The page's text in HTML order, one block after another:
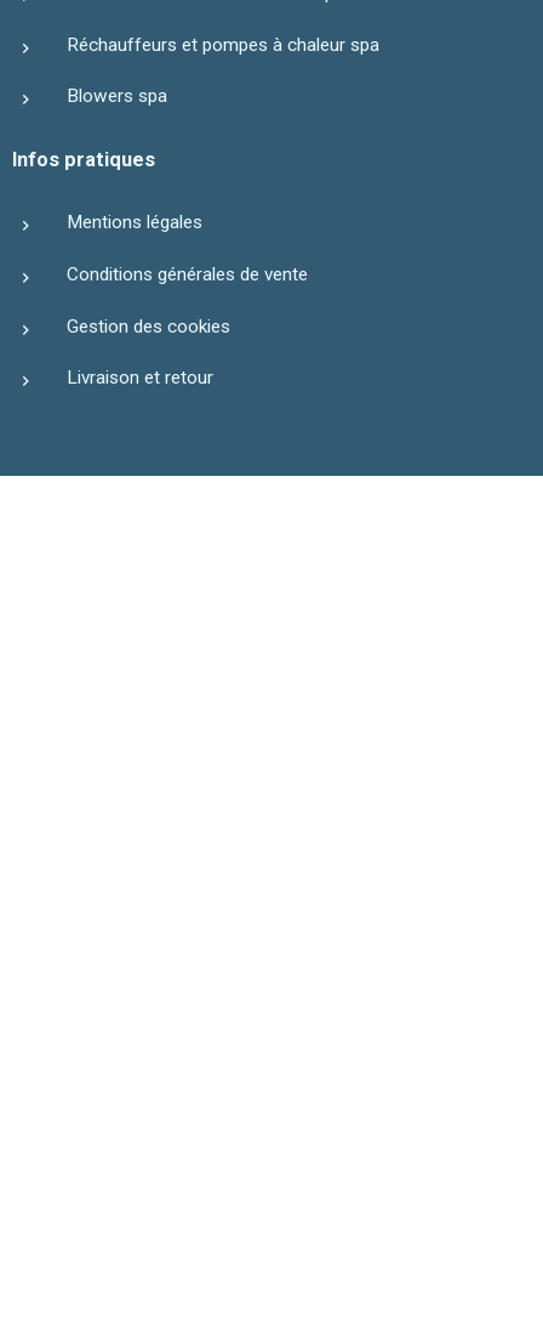
Réchauffeurs et pompes à chaleur spa
Blowers spa
Infos pratiques
Mentions légales
Conditions générales de vente
Gestion des cookies
Livraison et retour